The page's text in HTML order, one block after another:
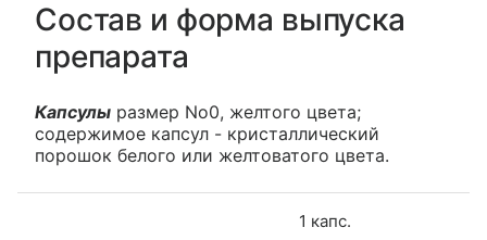
Состав и форма выпуска
препарата
Капсулы размер No0, желтого цвета;
содержимое капсул - кристаллический
порошок белого или желтоватого цвета.
1 капс.